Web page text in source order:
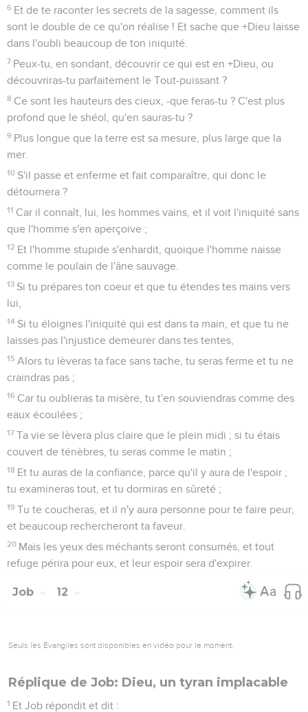
6 Et de te raconter les secrets de la sagesse, comment ils
sont le double de ce qu'on réalise ! Et sache que +Dieu laisse
dans l'oubli beaucoup de ton iniquité.
7 Peux-tu, en sondant, découvrir ce qui est en +Dieu, ou
découvriras-tu parfaitement le Tout-puissant ?
8 Ce sont les hauteurs des cieux, -que feras-tu ? C'est plus
profond que le shéol, qu'en sauras-tu ?
9 Plus longue que la terre est sa mesure, plus large que la
mer.
10 S'il passe et enferme et fait comparaître, qui donc le
détournera ?
11 Car il connaît, lui, les hommes vains, et il voit l'iniquité sans
que l'homme s'en aperçoive ;
12 Et l'homme stupide s'enhardit, quoique l'homme naisse
comme le poulain de l'âne sauvage.
13 Si tu prépares ton coeur et que tu étendes tes mains vers
lui,
14 Si tu éloignes l'iniquité qui est dans ta main, et que tu ne
laisses pas l'injustice demeurer dans tes tentes,
15 Alors tu lèveras ta face sans tache, tu seras ferme et tu ne
craindras pas ;
16 Car tu oublieras ta misère, tu t'en souviendras comme des
eaux écoulées ;
17 Ta vie se lèvera plus claire que le plein midi ; si tu étais
couvert de ténèbres, tu seras comme le matin ;
18 Et tu auras de la confiance, parce qu'il y aura de l'espoir ;
tu examineras tout, et tu dormiras en sûreté ;
19 Tu te coucheras, et il n'y aura personne pour te faire peur,
et beaucoup rechercheront ta faveur.
20 Mais les yeux des méchants seront consumés, et tout
refuge périra pour eux, et leur espoir sera d'expirer.
Job 12
Seuls les Évangiles sont disponibles en vidéo pour le moment.
Réplique de Job: Dieu, un tyran implacable
1 Et Job répondit et dit :